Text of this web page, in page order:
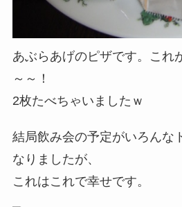
あぶらあげのピザです。これ
～～！
2枚たべちゃいましたｗ
結局飲み会の予定がいろんな
なりましたが、
これはこれで幸せです。